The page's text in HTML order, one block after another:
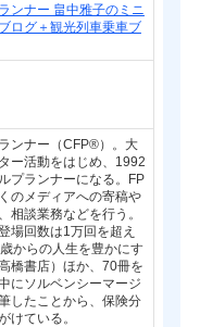
ンナー 畠中雅子のミニ
ログ＋観光列車乗車ブ
ンナー（CFP®）。大
ー活動をはじめ、1992
プランナーになる。FP
のメディアへの寄稿や
相談業務などを行う。
場回数は1万回を超え
からの人生を豊かにす
橋書店）ほか、70冊を
にソルベンシーマージ
したことから、保険分
けている。